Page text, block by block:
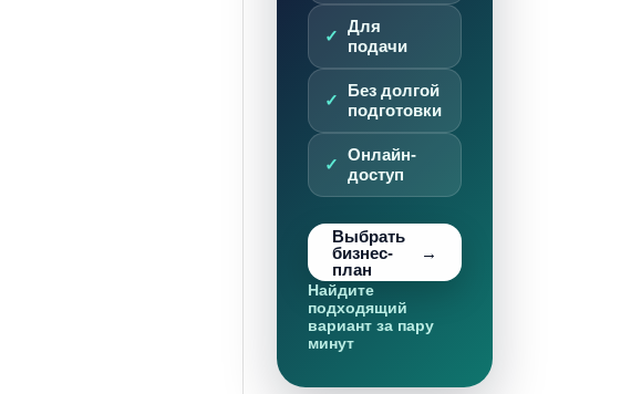
Для
подачи
Без долгой
подготовки
Онлайн-
доступ
Выбрать
бизнес-
план
Найдите
подходящий
вариант за пару
минут